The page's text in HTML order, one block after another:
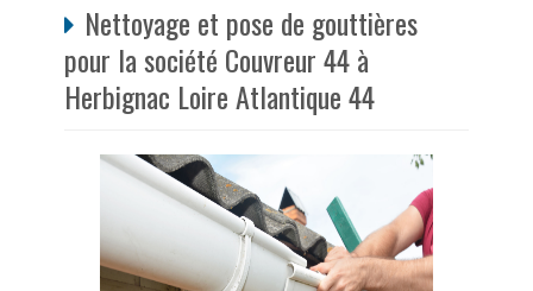
Nettoyage et pose de gouttières
pour la société Couvreur 44 à
Herbignac Loire Atlantique 44